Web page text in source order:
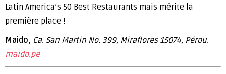
Latin America’s 50 Best Restaurants mais mérite la
première place !
Maido, Ca. San Martin No. 399, Miraflores 15074, Pérou.
maido.pe